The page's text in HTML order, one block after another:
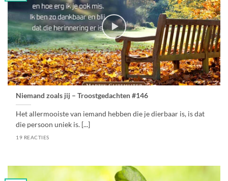
Niemand zoals jij – Troostgedachten #146
Het allermooiste van iemand hebben die je dierbaar is, is dat
die persoon uniek is. [...]
19 REACTIES